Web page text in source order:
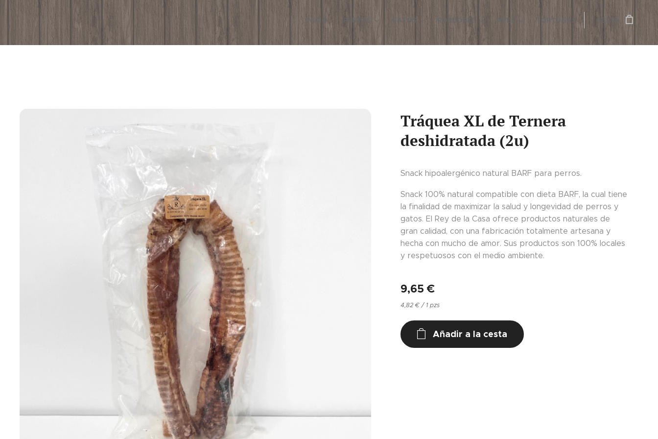
INICIO PERROS GATOS ROEDORES AVES TORTUGAS CESTA
Tráquea XL de Ternera
deshidratada (2u)
Snack hipoalergénico natural BARF para perros.
Snack 100% natural compatible con dieta BARF, la cual tiene
la finalidad de maximizar la salud y longevidad de perros y
gatos. El Rey de la Casa ofrece productos naturales de
gran calidad, con una fabricación totalmente artesana y
hecha con mucho de amor. Sus productos son 100% locales
y respetuosos con el medio ambiente.
9,65 €
4,82 € / 1 pzs
Añadir a la cesta